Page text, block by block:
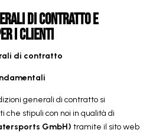
di contratto e
i clienti
di contratto
generali di contratto si
che stipuli con noi in qualità di
GmbH) tramite il sito web